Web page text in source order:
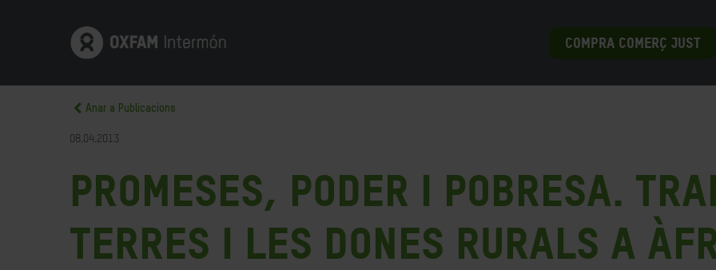
COMPRA COMERÇ JUST
Anar a Publicacions
08.04.2013
Promeses, poder i pobresa.
terres i les dones rurals a